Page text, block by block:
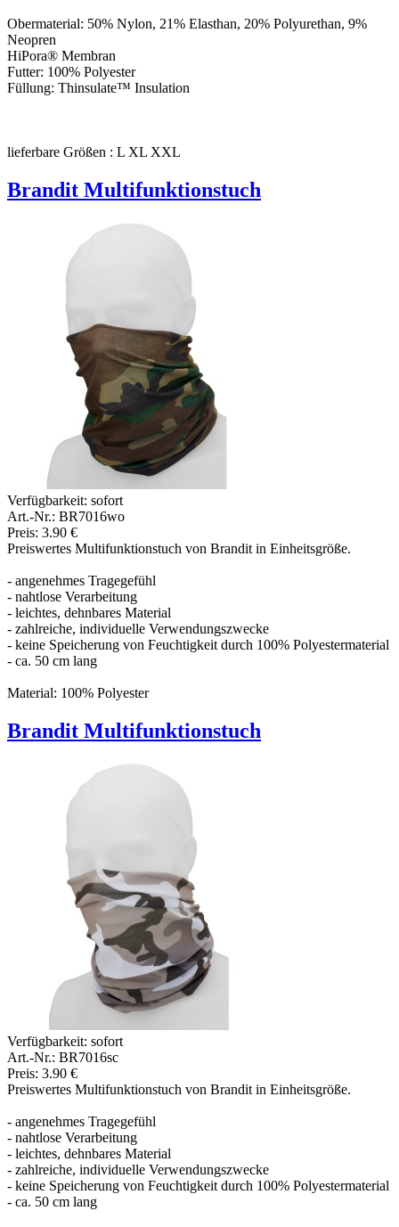
Obermaterial: 50% Nylon, 21% Elasthan, 20% Polyurethan, 9%
Neopren
HiPora® Membran
Futter: 100% Polyester
Füllung: Thinsulate™ Insulation
lieferbare Größen : L XL XXL
Brandit Multifunktionstuch
Verfügbarkeit: sofort
Art.-Nr.: BR7016wo
Preis: 3.90 €
Preiswertes Multifunktionstuch von Brandit in Einheitsgröße.
- angenehmes Tragegefühl
- nahtlose Verarbeitung
- leichtes, dehnbares Material
- zahlreiche, individuelle Verwendungszwecke
- keine Speicherung von Feuchtigkeit durch 100% Polyestermaterial
- ca. 50 cm lang
Material: 100% Polyester
Brandit Multifunktionstuch
Verfügbarkeit: sofort
Art.-Nr.: BR7016sc
Preis: 3.90 €
Preiswertes Multifunktionstuch von Brandit in Einheitsgröße.
- angenehmes Tragegefühl
- nahtlose Verarbeitung
- leichtes, dehnbares Material
- zahlreiche, individuelle Verwendungszwecke
- keine Speicherung von Feuchtigkeit durch 100% Polyestermaterial
- ca. 50 cm lang